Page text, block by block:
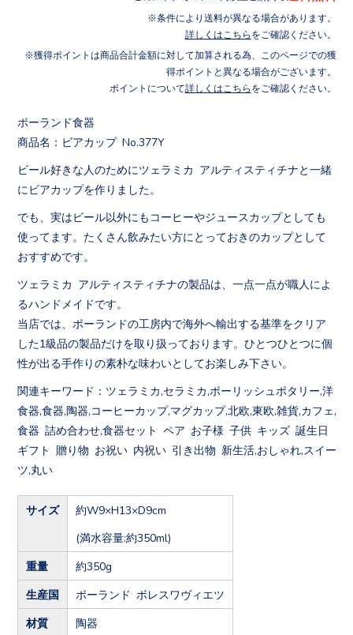
条件により送料が異なる場合があります。
詳しくはこちら をご確認ください。
獲得ポイントは商品合計金額に対して加算される為、このページでの獲
得ポイントと異なる場合がございます。
ポイントについて詳しくはこちら をご確認ください。
ポーランド食器
商品名：ビアカップ No.377Y
ビール好きな人のためにツェラミカ アルティスティチナと一緒
にビアカップを作りました。
でも、実はビール以外にもコーヒーやジュースカップとしても
使ってます。たくさん飲みたい方にとっておきのカップとして
おすすめです。
ツェラミカ アルティスティチナの製品は、一点一点が職人によ
るハンドメイドです。
当店では、ポーランドの工房内で海外へ輸出する基準をクリア
した1級品の製品だけを取り扱っております。ひとつひとつに個
性が出る手作りの素朴な味わいとしてお楽しみ下さい。
関連キーワード：ツェラミカ,セラミカ,ポーリッシュポタリー,洋
食器,食器,陶器,コーヒーカップ,マグカップ,北欧,東欧,雑貨,カフェ,
食器 詰め合わせ,食器セット ペア お子様 子供 キッズ 誕生日
ギフト 贈り物 お祝い 内祝い 引き出物 新生活,おしゃれ,スイー
ツ,丸い
サイズ 約W9×H13×D9cm
(満水容量:約350ml)
重量 約350g
生産国 ポーランド ボレスワヴィエツ
材質 陶器